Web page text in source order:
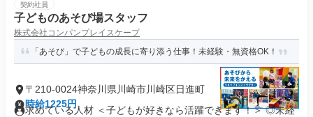
契約社員
子どものあそび場スタッフ
株式会社コンパンプレイスケープ
「あそび」で子どもの成長に寄り添う仕事！未経験・無資格OK！
〒210-0024神奈川県川崎市川崎区日進町
時給1225円
求めている人材 ＜子どもが好きなら活躍できます！＞ ◎未経